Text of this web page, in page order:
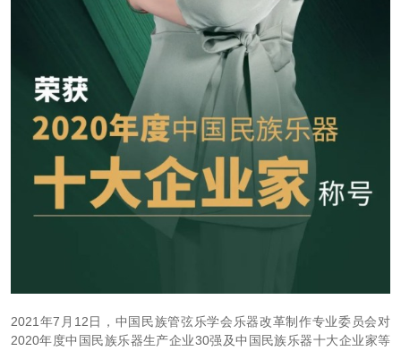
2021年7月12日，中国民族管弦乐学会乐器改革制作专业委员会对
2020年度中国民族乐器生产企业30强及中国民族乐器十大企业家等